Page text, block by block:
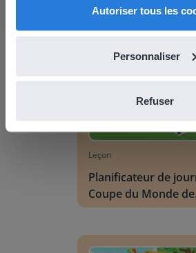
Autoriser tous les
Personnaliser
Refuser
Leçon
Planificateur de
Coupe du Monde de
Football